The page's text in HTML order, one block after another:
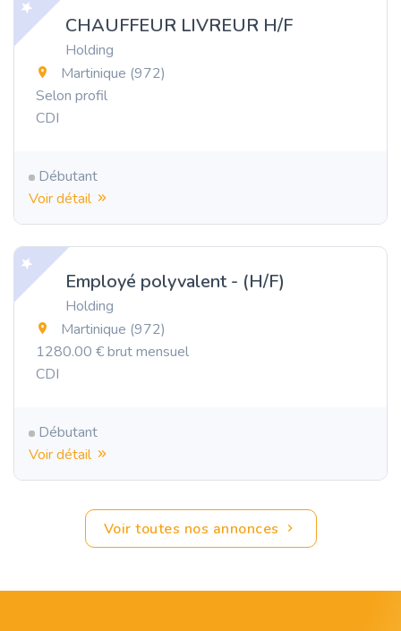
CHAUFFEUR LIVREUR H/F
Holding
Martinique (972)
Selon profil
CDI
Débutant
Voir détail
Employé polyvalent - (H/F)
Holding
Martinique (972)
1280.00 € brut mensuel
CDI
Débutant
Voir détail
Voir toutes nos annonces